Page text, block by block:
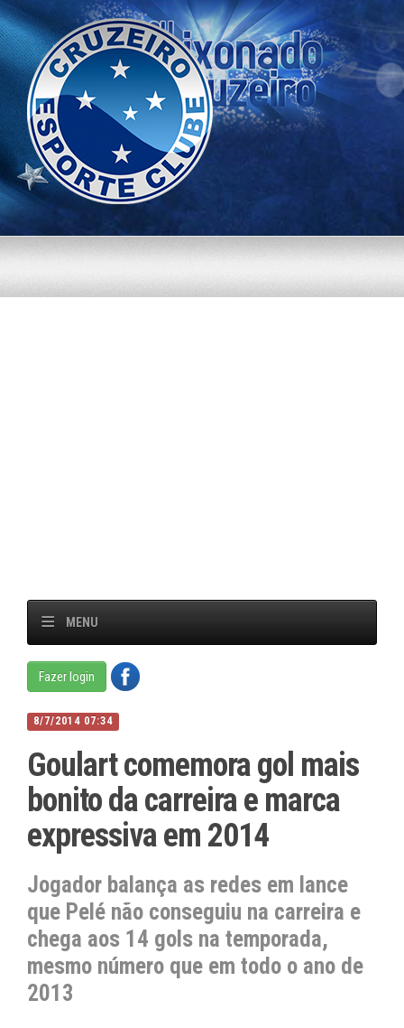
MENU
Fazer login
8/7/2014 07:34
Goulart comemora gol mais
bonito da carreira e marca
expressiva em 2014
Jogador balança as redes em lance
que Pelé não conseguiu na carreira e
chega aos 14 gols na temporada,
mesmo número que em todo o ano de
2013